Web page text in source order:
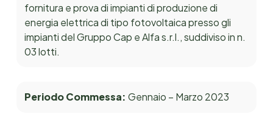
fornitura e prova di impianti di produzione di
energia elettrica di tipo fotovoltaica presso gli
impianti del Gruppo Cap e Alfa s.r.l., suddiviso in n.
03 lotti.
Periodo Commessa: Gennaio – Marzo 2023